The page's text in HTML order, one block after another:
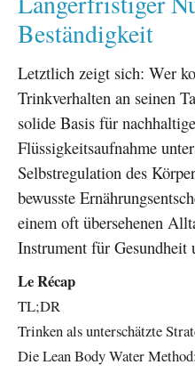
Beständigkeit
Letztlich zeigt sich: Wer
Trinkverhalten an seinen
solide Basis für
Flüssigkeitsaufnahme
Selbstregulation des
bewusste
einem oft übersehenen
Instrument für Gesundheit
Le Récap
TL;DR
Trinken als unterschätzte
Die Lean Body Water